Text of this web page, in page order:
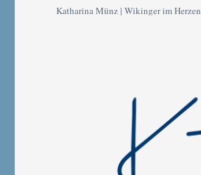
Katharina Münz | Wikinger im Herzen